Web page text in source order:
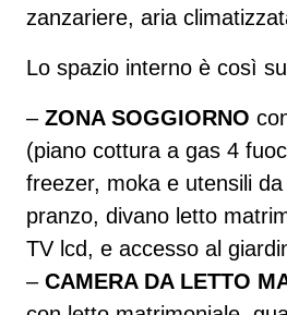
zanzariere, aria
Lo spazio interno è così
– ZONA SOGGIORNO
(piano cottura a gas 4
freezer, moka e utensili
pranzo, divano letto
TV lcd, e accesso al
– CAMERA DA LETTO